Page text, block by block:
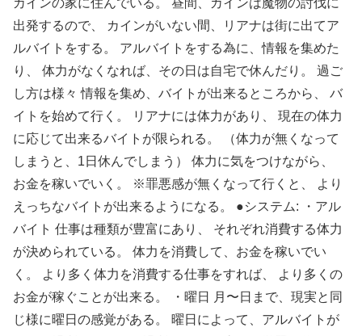
カインの家に住んでいる。 昼間、カインは魔物の討伐に
出発するので、 カインがいない間、リアナは街に出てア
ルバイトをする。 アルバイトをする為に、情報を集めた
り、 体力がなくなれば、その日は自宅で休んだり。 過ご
し方は様々 情報を集め、バイトが出来るところから、 バ
イトを始めて行く。 リアナには体力があり、 現在の体力
に応じて出来るバイトが限られる。 （体力が無くなって
しまうと、1日休んでしまう） 体力に気をつけながら、
お金を稼いでいく。 ※罪悪感が無くなって行くと、 より
えっちなバイトが出来るようになる。 ●システム: ・アル
バイト 仕事は種類が豊富にあり、 それぞれ消費する体力
が決められている。 体力を消費して、お金を稼いでい
く。 より多く体力を消費する仕事をすれば、 より多くの
お金が稼ぐことが出来る。 ・曜日 月〜日まで、現実と同
じ様に曜日の感覚がある。 曜日によって、アルバイトが